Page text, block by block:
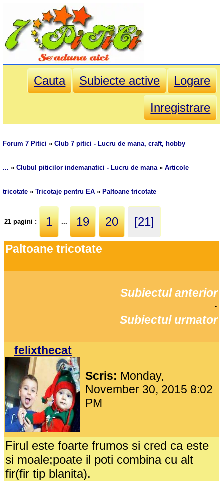
Cauta Subiecte active
Logare
Inregistrare
Forum 7 Pitici »Club 7 pitici - Lucru de mana, craft, hobby
... »Clubul piticilor indemanatici - Lucru de mana»Articole
tricotate »Tricotaje pentru EA » Paltoane tricotate
21 pagini : 1 ... 19 20 [21]
Paltoane tricotate
Subiectul anterior
Subiectul urmator
felixthecat
Scris: Monday,
November 30, 2015 8:02
PM
Firul este foarte frumos si cred ca este
si moale;poate il poti combina cu alt
fir(fir tip blanita).